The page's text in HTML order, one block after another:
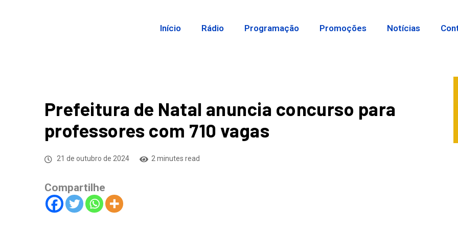
Início Rádio Programação Promoções Notícias
Prefeitura de Natal anuncia concurso para
professores com 710 vagas
21 de outubro de 2024 2 minutes read
Compartilhe